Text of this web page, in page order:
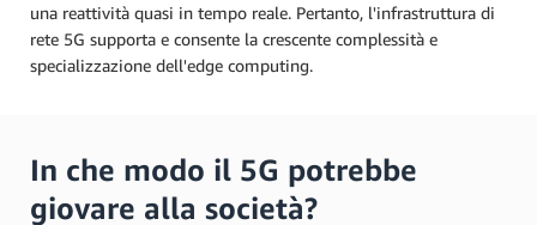
una reattività quasi in tempo reale. Pertanto, l'infrastruttura di
rete 5G supporta e consente la crescente complessità e
specializzazione dell'edge computing.
In che modo il 5G potrebbe
giovare alla società?